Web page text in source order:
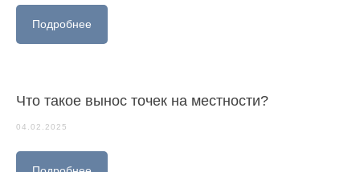
Подробнее
Что такое вынос точек на местности?
04.02.2025